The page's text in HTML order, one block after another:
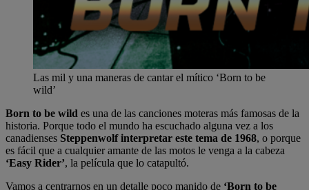
Las mil y una maneras de cantar el mítico ‘Born to be
wild’
Born to be wild es una de las canciones moteras más famosas de la
historia. Porque todo el mundo ha escuchado alguna vez a los
canadienses Steppenwolf interpretar este tema de 1968, o porque
es fácil que a cualquier amante de las motos le venga a la cabeza
‘Easy Rider’, la película que lo catapultó.
Vamos a centrarnos en un detalle poco manido de ‘Born to be